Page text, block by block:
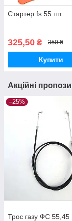
Стартер fs 55 шт.
325,50 ₴ 350 ₴
Купити
Акційні
–25%
Трос газу ФС 55,45